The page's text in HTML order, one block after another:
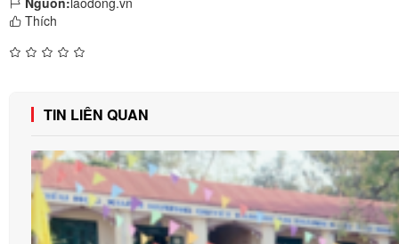
Thích
TIN LIÊN QUAN